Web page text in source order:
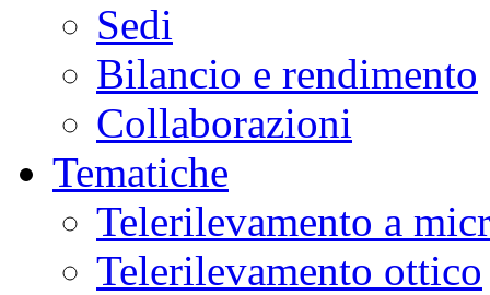
Sedi
Bilancio e rendimento
Collaborazioni
Tematiche
Telerilevamento a
Telerilevamento ottico